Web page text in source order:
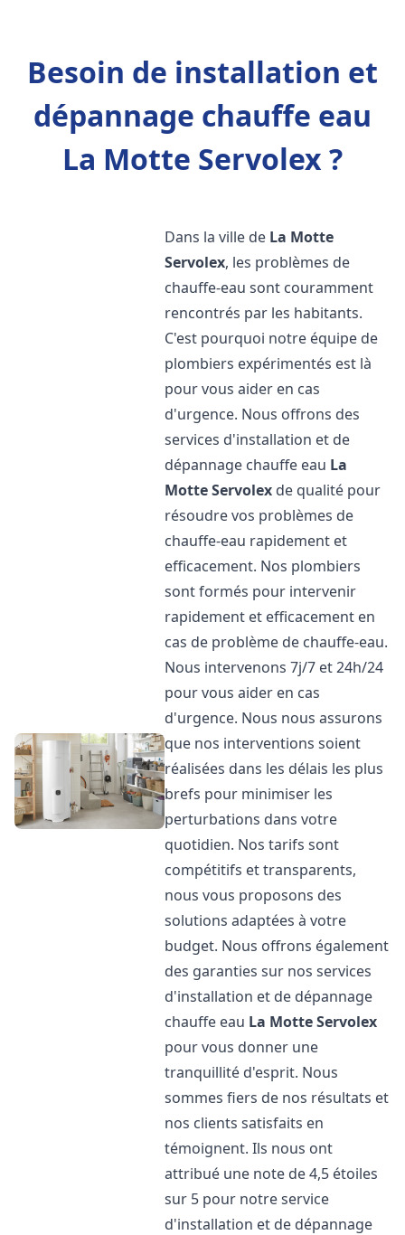
Besoin de installation et
dépannage chauffe eau
La Motte Servolex ?
Dans la ville de La Motte
Servolex, les problèmes de
chauffe-eau sont couramment
rencontrés par les habitants.
C'est pourquoi notre équipe de
plombiers expérimentés est là
pour vous aider en cas
d'urgence. Nous offrons des
services d'installation et de
dépannage chauffe eau La
Motte Servolex de qualité pour
résoudre vos problèmes de
chauffe-eau rapidement et
efficacement. Nos plombiers
sont formés pour intervenir
rapidement et efficacement en
cas de problème de chauffe-eau.
Nous intervenons 7j/7 et 24h/24
pour vous aider en cas
d'urgence. Nous nous assurons
que nos interventions soient
réalisées dans les délais les plus
brefs pour minimiser les
perturbations dans votre
quotidien. Nos tarifs sont
compétitifs et transparents,
nous vous proposons des
solutions adaptées à votre
budget. Nous offrons également
des garanties sur nos services
d'installation et de dépannage
chauffe eau La Motte Servolex
pour vous donner une
tranquillité d'esprit. Nous
sommes fiers de nos résultats et
nos clients satisfaits en
témoignent. Ils nous ont
attribué une note de 4,5 étoiles
sur 5 pour notre service
d'installation et de dépannage